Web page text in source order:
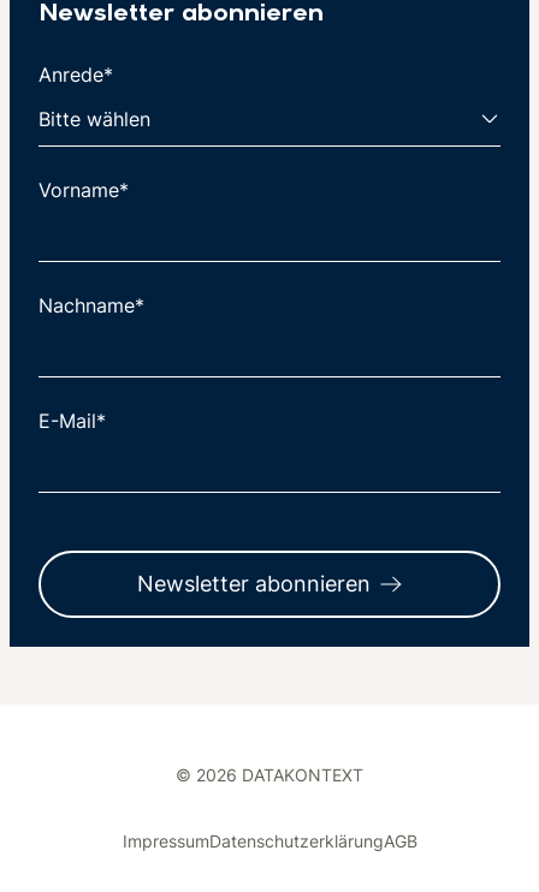
Newsletter abonnieren
Anrede*
Vorname*
Nachname*
E-Mail*
Newsletter abonnieren
© 2026 DATAKONTEXT
ImpressumDatenschutzerklärungAGB